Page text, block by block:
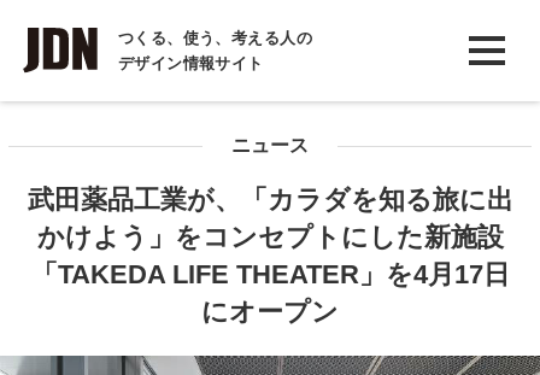
つくる、使う、考える人の
デザイン情報サイト
INTERVIEW
インタビュー
COLUMN
コラム
ニュース
武田薬品工業が、「カラダを知る旅に出
かけよう」をコンセプトにした新施設
「TAKEDA LIFE THEATER」を4月17日
にオープン